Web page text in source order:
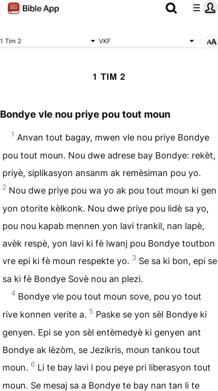
1 Tim 2 VKF
1 TIM 2
Bondye vle nou priye pou tout moun
1 Anvan tout bagay, mwen vle nou priye Bondye
pou tout moun. Nou dwe adrese bay Bondye: rekèt,
priyè, siplikasyon ansanm ak remèsiman pou yo.
2 Nou dwe priye pou wa yo ak pou tout moun ki gen
yon otorite kèlkonk. Nou dwe priye pou lidè sa yo,
pou nou kapab mennen yon lavi trankil, nan lapè,
avèk respè, yon lavi ki fè lwanj pou Bondye toutbon
vre epi ki fè moun respekte yo. 3 Se sa ki bon, epi se
sa ki fè Bondye Sovè nou an plezi.
4 Bondye vle pou tout moun sove, pou yo tout
rive konnen verite a. 5 Paske se yon sèl Bondye ki
genyen. Epi se yon sèl entèmedyè ki genyen ant
Bondye ak lèzòm, se Jezikris, moun tankou tout
moun. 6 Li te bay lavi l pou peye pri liberasyon tout
moun. Se mesaj sa a Bondye te bay nan tan li te